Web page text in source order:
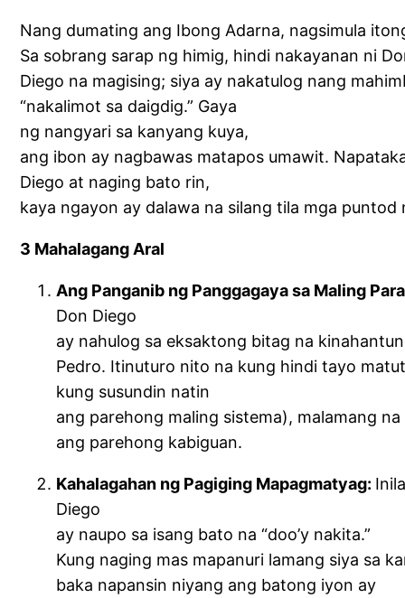
Nang dumating ang Ibong Adarna, nagsimula
Sa sobrang sarap ng himig, hindi nakayanan ni
Diego na magising; siya ay nakatulog nang
“nakalimot sa daigdig.” Gaya
ng nangyari sa kanyang kuya,
ang ibon ay nagbawas matapos umawit.
Diego at naging bato rin,
kaya ngayon ay dalawa na silang tila mga
3 Mahalagang Aral
Ang Panganib ng Panggagaya sa Maling
Don Diego
ay nahulog sa eksaktong bitag na
Pedro. Itinuturo nito na kung hindi tayo
kung susundin natin
ang parehong maling sistema), malamang
ang parehong kabiguan.
Kahalagahan ng Pagiging Mapagmatyag:
Diego
ay naupo sa isang bato na “doo’y nakita.”
Kung naging mas mapanuri lamang siya sa
baka napansin niyang ang batong iyon ay